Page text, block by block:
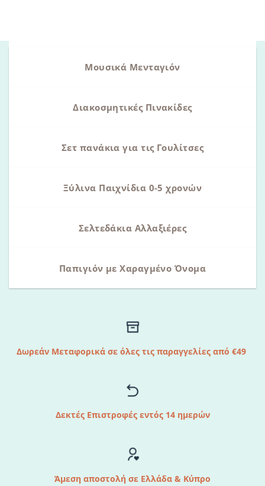
Μουσικά Μενταγιόν
Διακοσμητικές Πινακίδες
Σετ πανάκια για τις Γουλίτσες
Ξύλινα Παιχνίδια 0-5 χρονών
Σελτεδάκια Αλλαξιέρες
Παπιγιόν με Χαραγμένο Όνομα
Δωρεάν Μεταφορικά σε όλες τις παραγγελίες από €49
Δεκτές Επιστροφές εντός 14 ημερών
Άμεση αποστολή σε Ελλάδα & Κύπρο